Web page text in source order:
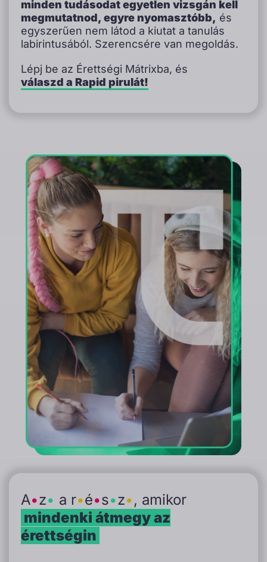
minden tudásodat egyetlen vizsgán kell
megmutatnod, egyre nyomasztóbb, és
egyszerűen nem látod a kiutat a tanulás
labirintusából. Szerencsére van megoldás.
Lépj be az Érettségi Mátrixba, és
válaszd a Rapid pirulát!
A•z• a r•é•s•z•, amikor
mindenki átmegy az
érettségin